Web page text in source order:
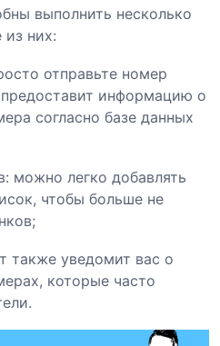
выполнить несколько
них:
отправьте номер
информацию о
согласно базе данных
можно легко добавлять
чтобы больше не
также уведомит вас о
которые часто